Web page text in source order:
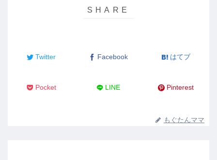
Twitter Facebook はてブ
Pocket LINE Pinterest
もぐたんママ